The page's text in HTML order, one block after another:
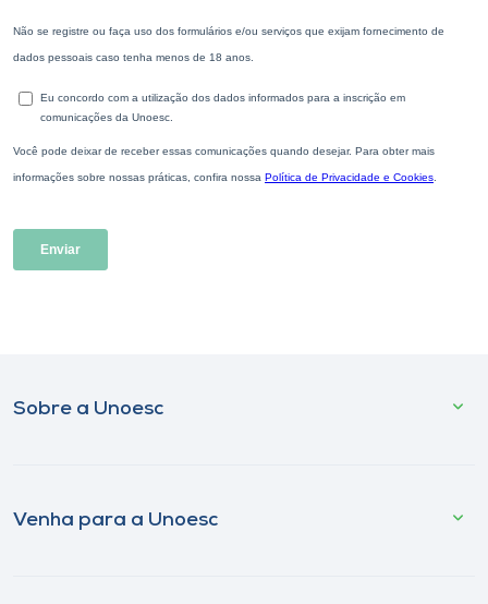
Sobre a Unoesc
Venha para a Unoesc